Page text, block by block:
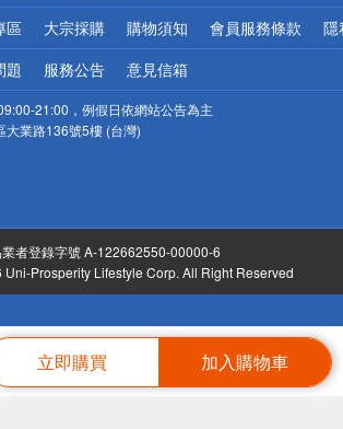
立即購買 加入購物車
區 大宗採購 購物須知 會員服務條款 隱
題 服務公告 意見信箱
21:00，例假日依網站公告為主
大業路136號5樓 (台灣)
者登錄字號 A-122662550-00000-6
Prosperity Lifestyle Corp. All Right Reserved